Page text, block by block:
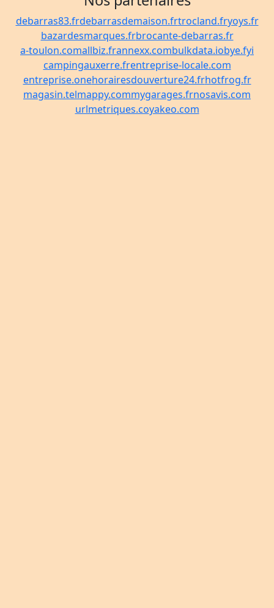
debarras83.frdebarrasdemaison.frtrocland.fryoys.fr
bazardesmarques.frbrocante-debarras.fr
a-toulon.comallbiz.frannexx.combulkdata.iobye.fyi
campingauxerre.frentreprise-locale.com
entreprise.onehorairesdouverture24.frhotfrog.fr
magasin.telmappy.commygarages.frnosavis.com
urlmetriques.coyakeo.com